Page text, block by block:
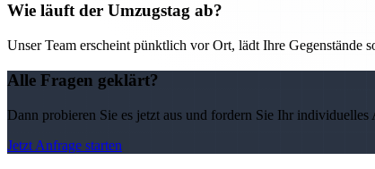
Wie läuft der Umzugstag ab?
Unser Team erscheint pünktlich vor Ort, lädt Ihre Gegenstände
Alle Fragen geklärt?
Dann probieren Sie es jetzt aus und fordern Sie Ihr
Jetzt Anfrage starten